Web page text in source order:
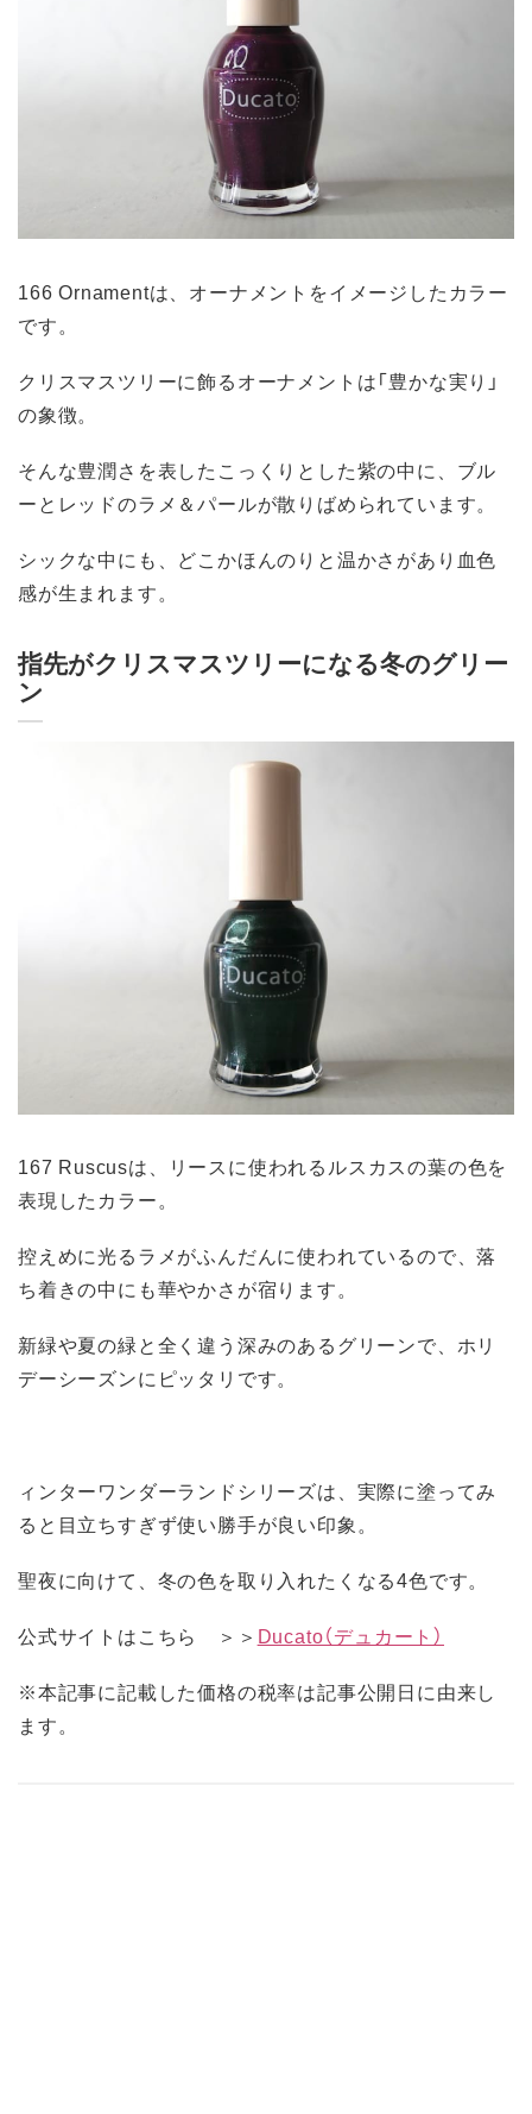
166 Ornamentは、オーナメントをイメージしたカラー
です。
クリスマスツリーに飾るオーナメントは「豊かな実り」
の象徴。
そんな豊潤さを表したこっくりとした紫の中に、ブル
ーとレッドのラメ＆パールが散りばめられています。
シックな中にも、どこかほんのりと温かさがあり血色
感が生まれます。
指先がクリスマスツリーになる冬のグリー
ン
167 Ruscusは、リースに使われるルスカスの葉の色を
表現したカラー。
控えめに光るラメがふんだんに使われているので、落
ち着きの中にも華やかさが宿ります。
新緑や夏の緑と全く違う深みのあるグリーンで、ホリ
デーシーズンにピッタリです。
ィンターワンダーランドシリーズは、実際に塗ってみ
ると目立ちすぎず使い勝手が良い印象。
聖夜に向けて、冬の色を取り入れたくなる4色です。
公式サイトはこちら ＞＞ Ducato（デュカート）
※本記事に記載した価格の税率は記事公開日に由来し
ます。